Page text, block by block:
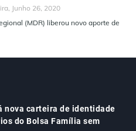
Junho 26, 2020
(MDR) liberou novo aporte de
nova carteira de identidade
do Bolsa Família sem